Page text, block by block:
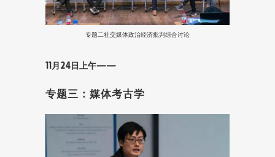
专题二社交媒体政治经济批判综合讨论
11月24日上午——
专题三：媒体考古学